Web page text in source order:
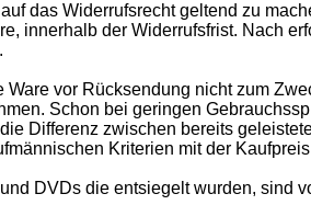
das Widerrufsrecht geltend zu
innerhalb der Widerrufsfrist. Nach
Ware vor Rücksendung nicht zum
Schon bei geringen
Differenz zwischen bereits
Kriterien mit der
DVDs die entsiegelt wurden, sind